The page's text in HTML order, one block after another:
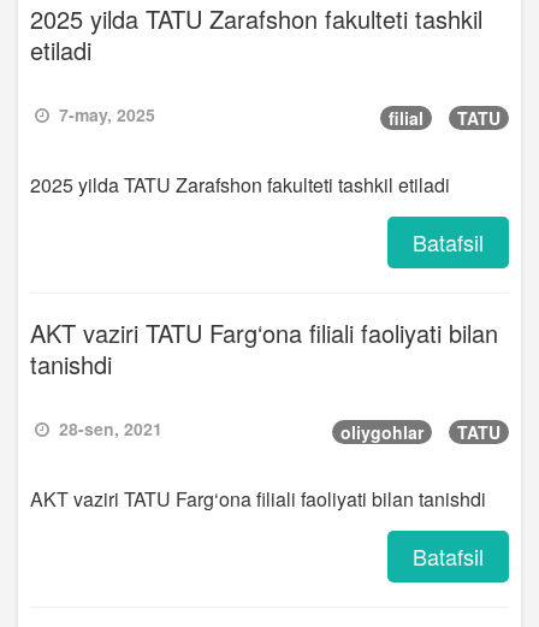
2025 yilda TATU Zarafshon fakulteti tashkil
etiladi
7-may, 2025 filial TATU
2025 yilda TATU Zarafshon fakulteti tashkil etiladi
Batafsil
AKT vaziri TATU Farg‘ona filiali faoliyati bilan
tanishdi
28-sen, 2021 oliygohlar TATU
AKT vaziri TATU Farg‘ona filiali faoliyati bilan tanishdi
Batafsil